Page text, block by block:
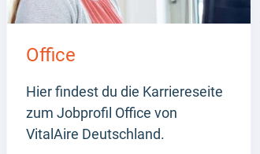
Office
Hier findest du die Karriereseite
zum Jobprofil Office von
VitalAire Deutschland.